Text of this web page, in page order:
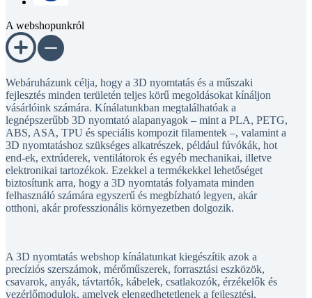
A webshopunkról
Webáruházunk célja, hogy a 3D nyomtatás és a műszaki
fejlesztés minden területén teljes körű megoldásokat kínáljon
vásárlóink számára. Kínálatunkban megtalálhatóak a
legnépszerűbb 3D nyomtató alapanyagok – mint a PLA, PETG,
ABS, ASA, TPU és speciális kompozit filamentek –, valamint a
3D nyomtatáshoz szükséges alkatrészek, például fúvókák, hot
end-ek, extrúderek, ventilátorok és egyéb mechanikai, illetve
elektronikai tartozékok. Ezekkel a termékekkel lehetőséget
biztosítunk arra, hogy a 3D nyomtatás folyamata minden
felhasználó számára egyszerű és megbízható legyen, akár
otthoni, akár professzionális környezetben dolgozik.
A 3D nyomtatás webshop kínálatunkat kiegészítik azok a
precíziós szerszámok, mérőműszerek, forrasztási eszközök,
csavarok, anyák, távtartók, kábelek, csatlakozók, érzékelők és
vezérlőmodulok, amelyek elengedhetetlenek a fejlesztési,